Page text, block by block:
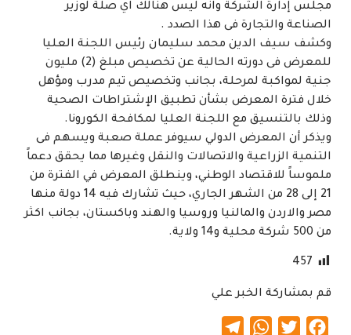
مجلس إدارة الشركة وانه ليس هنالك اي صلة لوزير
الصناعة والتجارة فى هذا الصدد .
وكشف سيف الدين محمد سليمان رئيس اللجنة العليا
للمعرض فى دورته الحالية عن تخصيص مبلغ (2) مليون
جنية لمواكبة لمرحلة، بجانب وتخصيص تيم مدرب ومؤهل
خلال فترة المعرض بشأن تطبيق الإشتراطات الصحية
وذلك بالتنسيق مع اللجنة العليا لمكافحة الكورونا.
ويذكر أن المعرض الدولي سيوفر عملة صعبة ويسهم فى
التنمية الزراعية والاتصالات والنقل وغيرها مما يحقق دعماً
ملموساً للاقتصاد الوطني، وينطلق المعرض في الفترة من
21 إلى 28 من الشهر الجاري، حيث تشارك فيه 14 دولة منها
مصر والاردن والمالنيا وروسيا والهند وباكستان، بجانب اكثر
من 500 شركة محلية و14 ولاية.
457
قم بمشاركة الخبر علي
Facebook
Twitter
WhatsApp